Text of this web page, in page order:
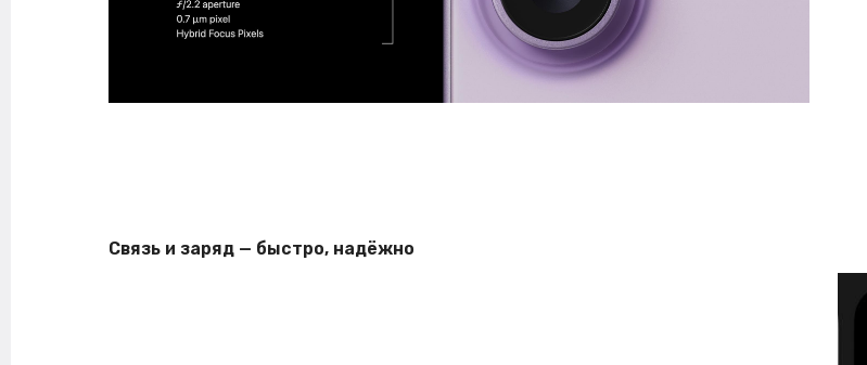
Связь и заряд — быстро, надёжно